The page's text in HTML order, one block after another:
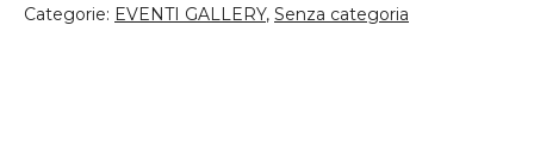
Categorie: EVENTI GALLERY, Senza categoria